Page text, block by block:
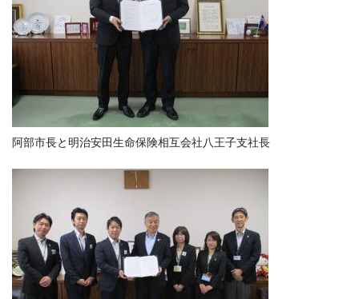
阿部市長と明治安田生命保険相互会社八王子支社長